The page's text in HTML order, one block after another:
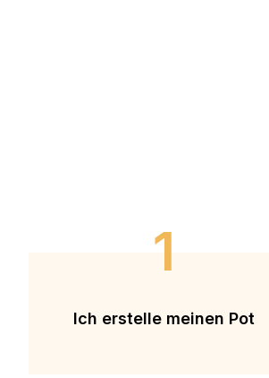
1
Ich erstelle meinen Pot